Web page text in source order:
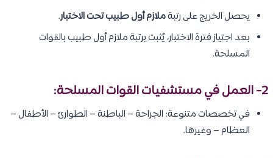
يحصل الخريج على رتبةملازم أول طبيب تحت الاختبار.
بعد اجتياز فترة الاختبار، يُثبت برتبة ملازم أول طبيب بالقوات
المسلحة.
2- العمل في مستشفيات القوات المسلحة:
في تخصصات متنوعة: الجراحة – الباطنة – الطوارئ – الأطفال –
العظام – وغيرها.